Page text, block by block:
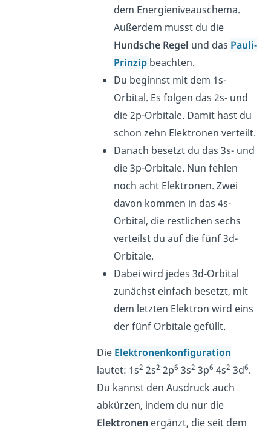
dem Energieniveauschema.
Außerdem musst du die
Hundsche Regel und das Pauli-
Prinzip beachten.
Du beginnst mit dem 1s-
Orbital. Es folgen das 2s- und
die 2p-Orbitale. Damit hast du
schon zehn Elektronen verteilt.
Danach besetzt du das 3s- und
die 3p-Orbitale. Nun fehlen
noch acht Elektronen. Zwei
davon kommen in das 4s-
Orbital, die restlichen sechs
verteilst du auf die fünf 3d-
Orbitale.
Dabei wird jedes 3d-Orbital
zunächst einfach besetzt, mit
dem letzten Elektron wird eins
der fünf Orbitale gefüllt.
Die Elektronenkonfiguration
lautet: 1s2 2s2 2p6 3s2 3p6 4s2 3d6.
Du kannst den Ausdruck auch
abkürzen, indem du nur die
Elektronen ergänzt, die seit dem